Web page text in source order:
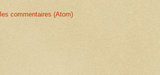
commentaires (Atom)